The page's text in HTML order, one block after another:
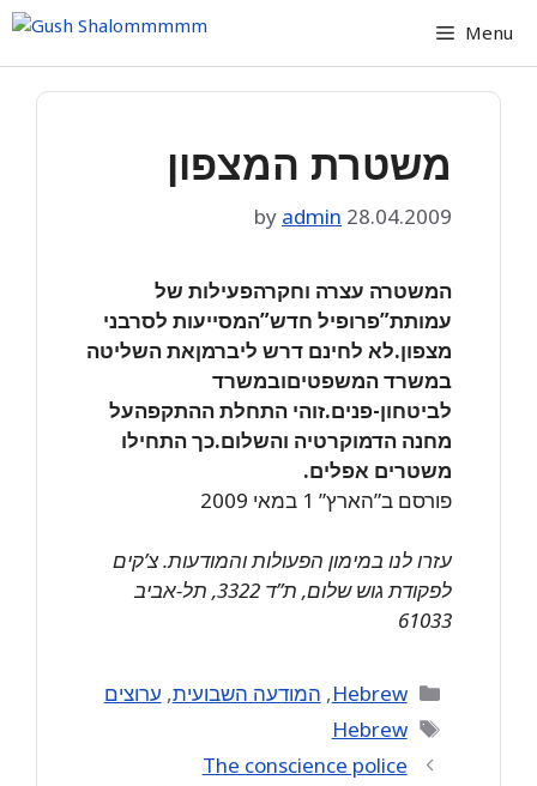
Skip
content
Menu
משטרת המצפון
28.04.2009
by admin
המשטרה עצרה וחקרהפעילות של
עמותת”פרופיל חדש”המסייעות לסרבני
מצפון.לא לחינם דרש ליברמןאת השליטה
במשרד המשפטיםובמשרד
לביטחון-פנים.זוהי התחלת ההתקפהעל
מחנה הדמוקרטיה והשלום.כך התחילו
משטרים אפלים.
פורסם ב”הארץ” 1 במאי 2009
עזרו לנו במימון הפעולות והמודעות. צ’קים
לפקודת גוש שלום, ת”ד 3322, תל-אביב
61033
Categories
Hebrew
, המודעה השבועית, ערוצים
Tags
Hebrew
The conscience police